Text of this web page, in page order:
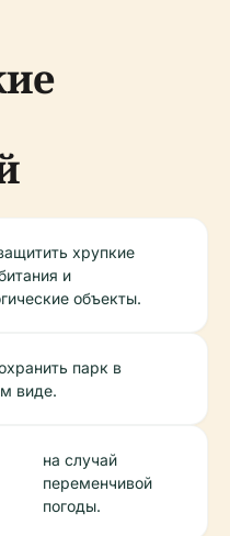
хрупкие
и
объекты.
парк в
виде.
на случай
переменчивой
погоды.